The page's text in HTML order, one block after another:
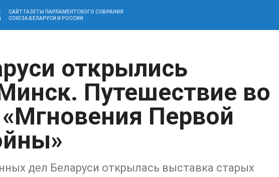
САЙТ ГАЗЕТЫ ПАРЛАМЕНТСКОГО СОБРАНИЯ
СОЮЗА БЕЛАРУСИ И РОССИИ
открылись
Путешествие во
Первой
дел Беларуси открылась выставка старых